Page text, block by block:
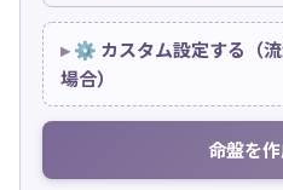
⚙ カスタム設定する（
場合）
命盤を